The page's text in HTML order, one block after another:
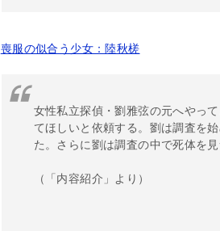
喪服の似合う少女：陸秋槎
女性私立探偵・劉雅弦の元へやっ
てほしいと依頼する。劉は調査を
た。さらに劉は調査の中で死体を
（「内容紹介」より）